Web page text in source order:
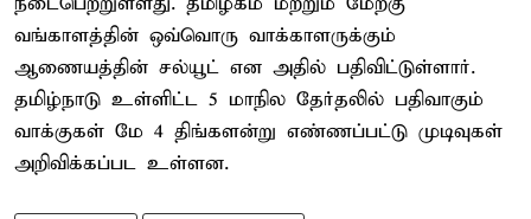
வங்காளத்தின் ஒவ்வொரு வாக்காளருக்கும்
ஆணையத்தின் சல்யூட் என அதில் பதிவிட்டுள்ளார்.
தமிழ்நாடு உள்ளிட்ட 5 மாநில தேர்தலில் பதிவாகும்
வாக்குகள் மே 4 திங்களன்று எண்ணப்பட்டு முடிவுகள்
அறிவிக்கப்பட உள்ளன.